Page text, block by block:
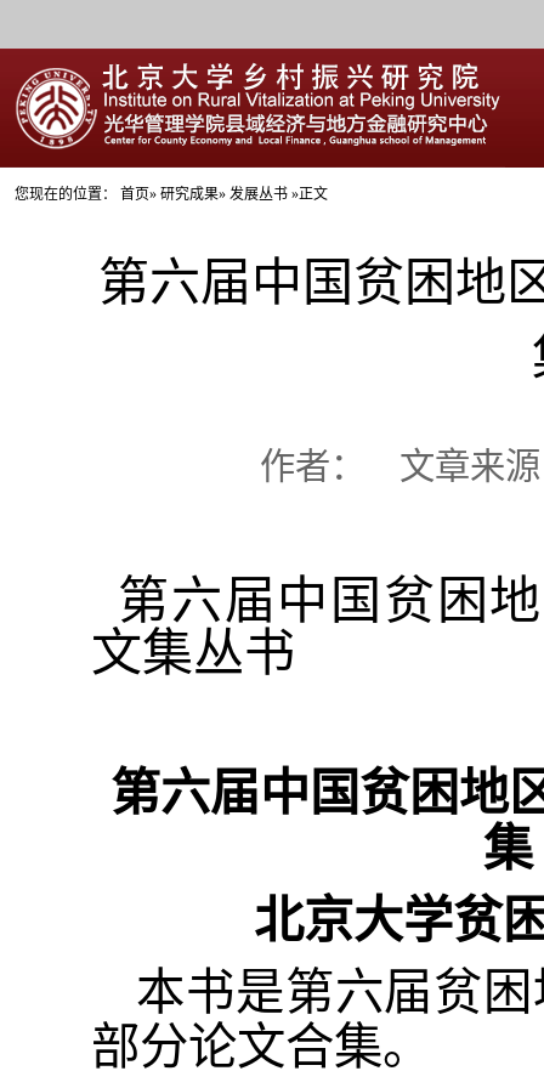
您现在的位置： 首页» 研究成果» 发展丛书 »正文
第六届中国贫困地
作者： 文章来
第六届中国贫困
文集丛书
第六届中国贫困地
集
北京大学贫
本书是第六届贫
部分论文合集。